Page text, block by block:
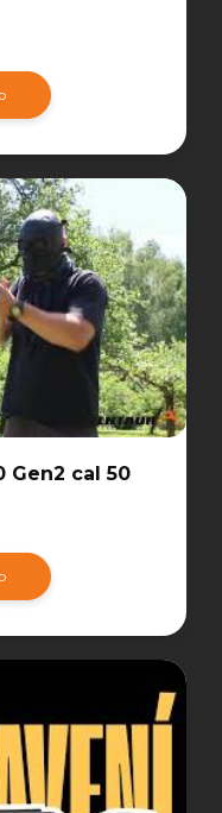
Gen2 cal 50